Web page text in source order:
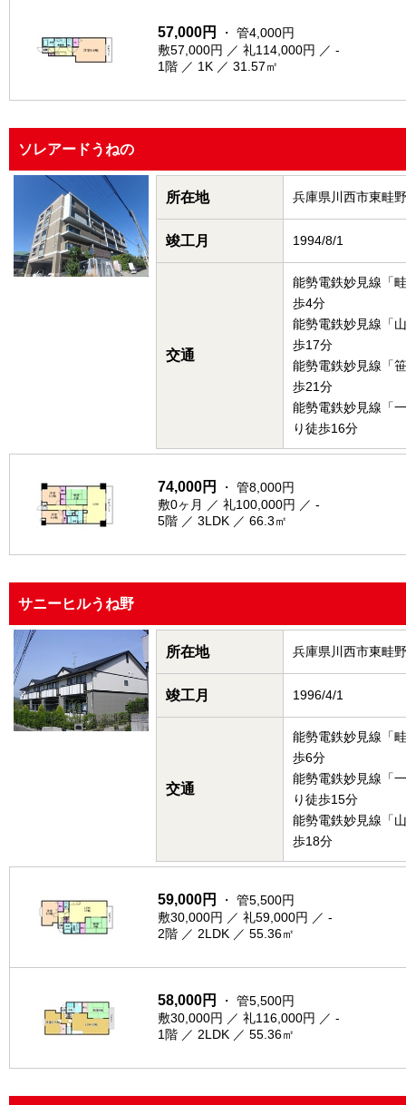
57,000円
・ 管4,000円
敷57,000円 ／ 礼114,000円 ／ -
1階 ／ 1K ／ 31.57㎡
ソレアードうねの
所在地 兵庫県川西市東畦野
竣工月 1994/8/1
交通
能勢電鉄妙見線「
歩4分
能勢電鉄妙見線「
歩17分
能勢電鉄妙見線「
歩21分
能勢電鉄妙見線「
り徒歩16分
74,000円
・ 管8,000円
敷0ヶ月 ／ 礼100,000円 ／ -
5階 ／ 3LDK ／ 66.3㎡
サニーヒルうね野
所在地 兵庫県川西市東畦野
竣工月 1996/4/1
交通
能勢電鉄妙見線「
歩6分
能勢電鉄妙見線「
り徒歩15分
能勢電鉄妙見線「
歩18分
59,000円
・ 管5,500円
敷30,000円 ／ 礼59,000円 ／ -
2階 ／ 2LDK ／ 55.36㎡
58,000円
・ 管5,500円
敷30,000円 ／ 礼116,000円 ／ -
1階 ／ 2LDK ／ 55.36㎡